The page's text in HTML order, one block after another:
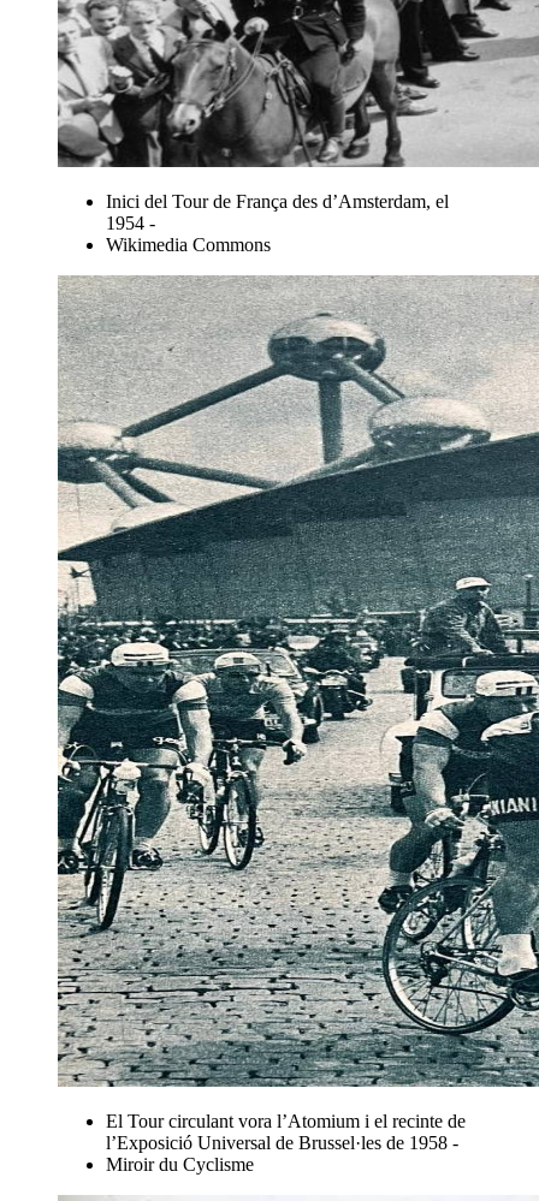
Inici del Tour de França des d’Amsterdam, el
1954 -
Wikimedia Commons
El Tour circulant vora l’Atomium i el recinte de
l’Exposició Universal de Brussel·les de 1958 -
Miroir du Cyclisme